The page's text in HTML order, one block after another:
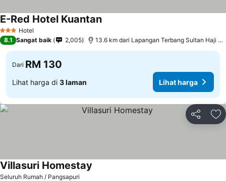
3 BintangHotel
E-Red Hotel Kuantan
8.1 Sangat baik 2,005 13.6 km dari Lapangan Terbang Sultan Haji Ahmad Shah
Dari RM 130
Lihat harga di 3 laman Lihat harga
Kongsi
Seluruh Rumah / Pangsapuri
Villasuri Homestay